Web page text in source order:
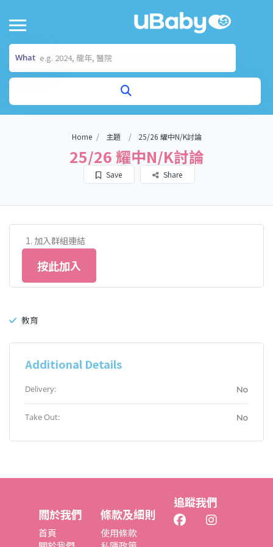
What
Home 主題 25/26 耀中N/K討論
25/26 耀中N/K討論
Save Share
加入群組連結
按此加入
教育
Additional Details
Delivery: No
Take Out: No
關於我們
首頁
條款及細則
使用條款
追蹤我們